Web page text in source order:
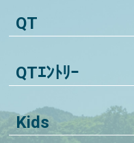
QT
QTｴﾝﾄﾘｰ
Kids